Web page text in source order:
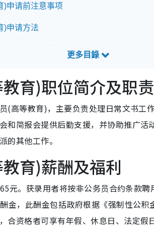
)申请前注意事项
)申请方法
育)职位简介及职责
(高等教育)，主要负责处理日常文书工
和简报会提供后勤支援，并协助推广
的其他工作。
育)薪酬及福利
元。获录用者将按非公务员合约条款
金，此酬金包括政府根据《强制性公
合资格者可享有年假、休息日、法定假